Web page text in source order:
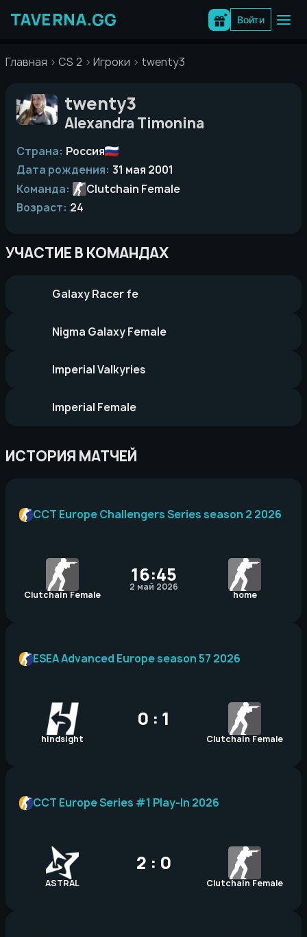
содержимому
Войти
Главная CS 2 Игроки twenty3
twenty3
Alexandra Timonina
Страна: Россия
Дата рождения: 31 мая 2001
Команда:
Clutchain Female
Возраст: 24
УЧАСТИЕ В КОМАНДАХ
Galaxy Racer fe
Nigma Galaxy Female
Imperial Valkyries
Imperial Female
ИСТОРИЯ МАТЧЕЙ
Clutchain Female
16:45
2 май 2026
home
CCT Europe Challengers Series season 2 2026
hindsight
0 : 1
Clutchain Female
ESEA Advanced Europe season 57 2026
ASTRAL
2 : 0
Clutchain Female
CCT Europe Series #1 Play-In 2026